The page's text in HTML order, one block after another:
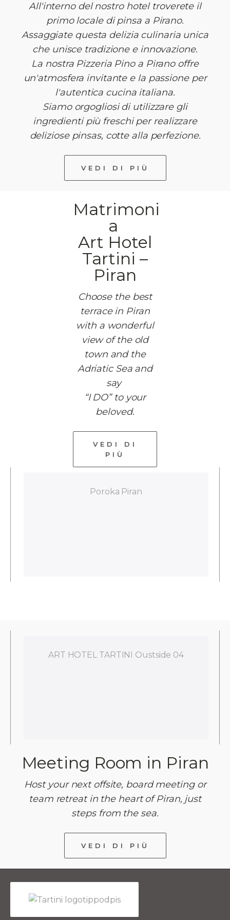
All'interno del nostro hotel troverete il
primo locale di pinsa a Pirano.
Assaggiate questa delizia culinaria unica
che unisce tradizione e innovazione.
La nostra Pizzeria Pino a Pirano offre
un'atmosfera invitante e la passione per
l'autentica cucina italiana.
Siamo orgogliosi di utilizzare gli
ingredienti più freschi per realizzare
deliziose pinsas, cotte alla perfezione.
VEDI DI PIÙ
Matrimoni
a
Art Hotel
Tartini –
Piran
Choose the best
terrace in Piran
with a wonderful
view of the old
town and the
Adriatic Sea and
say
“I DO” to your
beloved.
VEDI DI
PIÙ
Poroka Piran
ART HOTEL TARTINI Oustside 04
Meeting Room in Piran
Host your next offsite, board meeting or
team retreat in the heart of Piran, just
steps from the sea.
VEDI DI PIÙ